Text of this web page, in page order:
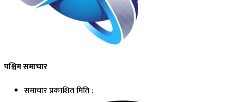
पश्चिम समाचार
समाचार प्रकाशित मिति :